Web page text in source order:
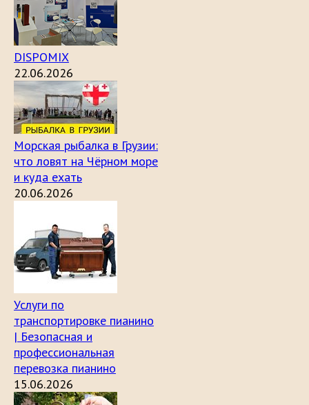
DISPOMIX
22.06.2026
Морская рыбалка в Грузии:
что ловят на Чёрном море
и куда ехать
20.06.2026
Услуги по
транспортировке пианино
| Безопасная и
профессиональная
перевозка пианино
15.06.2026